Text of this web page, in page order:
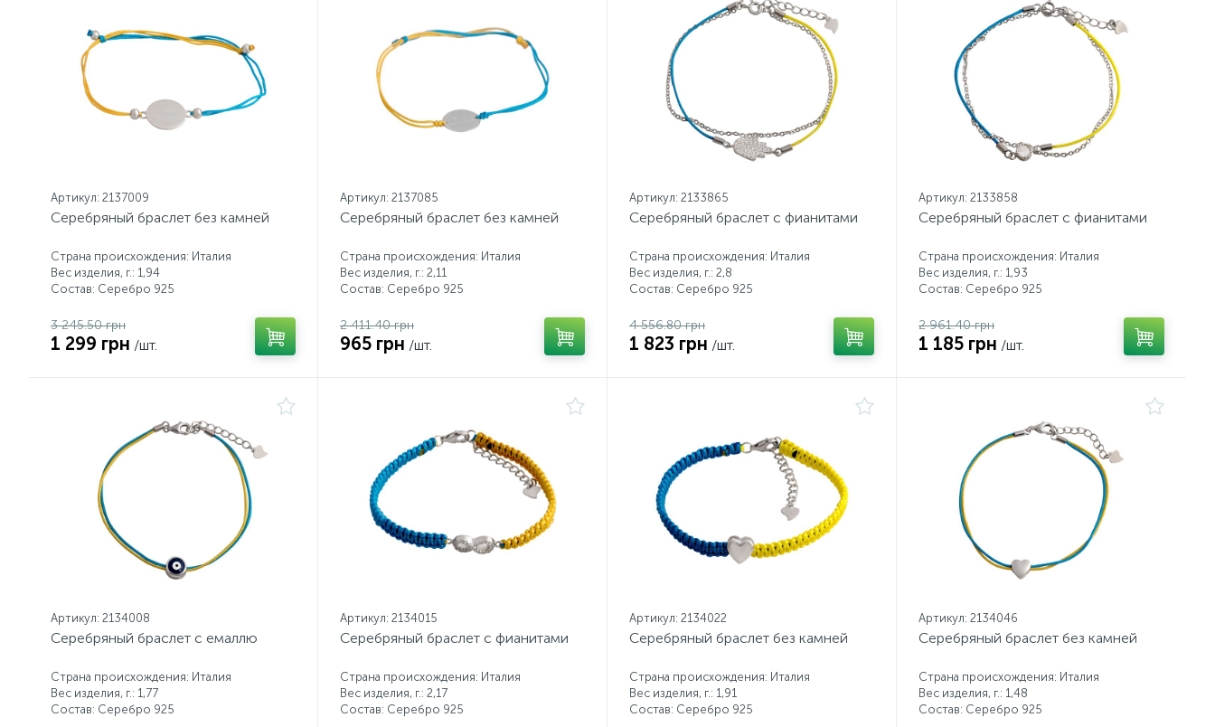
Артикул: 2137009
Серебряный браслет без камней
Страна происхождения: Италия
Вес изделия, г.: 1,94
Состав: Серебро 925
3 245.50 грн
1 299 грн /шт.
Артикул: 2137085
Серебряный браслет без камней
Страна происхождения: Италия
Вес изделия, г.: 2,11
Состав: Серебро 925
2 411.40 грн
965 грн /шт.
Артикул: 2133865
Серебряный браслет с фианитами
Страна происхождения: Италия
Вес изделия, г.: 2,8
Состав: Серебро 925
4 556.80 грн
1 823 грн /шт.
Артикул: 2133858
Серебряный браслет с фианитами
Страна происхождения: Италия
Вес изделия, г.: 1,93
Состав: Серебро 925
2 961.40 грн
1 185 грн /шт.
Артикул: 2134008
Серебряный браслет с емаллю
Страна происхождения: Италия
Вес изделия, г.: 1,77
Состав: Серебро 925
Артикул: 2134015
Серебряный браслет с фианитами
Страна происхождения: Италия
Вес изделия, г.: 2,17
Состав: Серебро 925
Артикул: 2134022
Серебряный браслет без камней
Страна происхождения: Италия
Вес изделия, г.: 1,91
Состав: Серебро 925
Артикул: 2134046
Серебряный браслет без камней
Страна происхождения: Италия
Вес изделия, г.: 1,48
Состав: Серебро 925